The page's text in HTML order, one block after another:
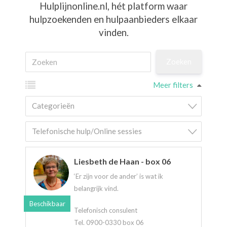
Hulplijnonline.nl, hét platform waar
hulpzoekenden en hulpaanbieders elkaar
vinden.
Meer filters
Categorieën
Telefonische hulp/Online sessies
Liesbeth de Haan - box 06
‘Er zijn voor de ander’ is wat ik
belangrijk vind.
Telefonisch consulent
Tel. 0900-0330 box 06
Beschikbaar